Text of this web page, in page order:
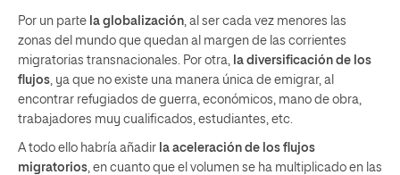
Por un parte la globalización, al ser cada vez menores las
zonas del mundo que quedan al margen de las corrientes
migratorias transnacionales. Por otra, la diversificación de los
flujos, ya que no existe una manera única de emigrar, al
encontrar refugiados de guerra, económicos, mano de obra,
trabajadores muy cualificados, estudiantes, etc.
A todo ello habría añadir la aceleración de los flujos
migratorios, en cuanto que el volumen se ha multiplicado en las